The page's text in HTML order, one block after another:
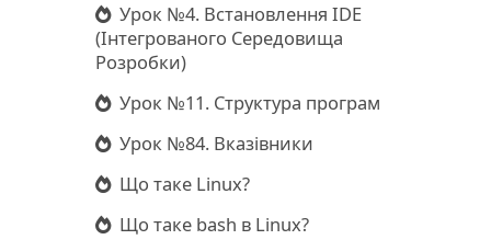
Урок №4. Встановлення IDE
(Інтегрованого Середовища
Розробки)
Урок №11. Структура програм
Урок №84. Вказівники
Що таке Linux?
Що таке bash в Linux?